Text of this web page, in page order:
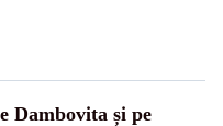
Dambovita și pe